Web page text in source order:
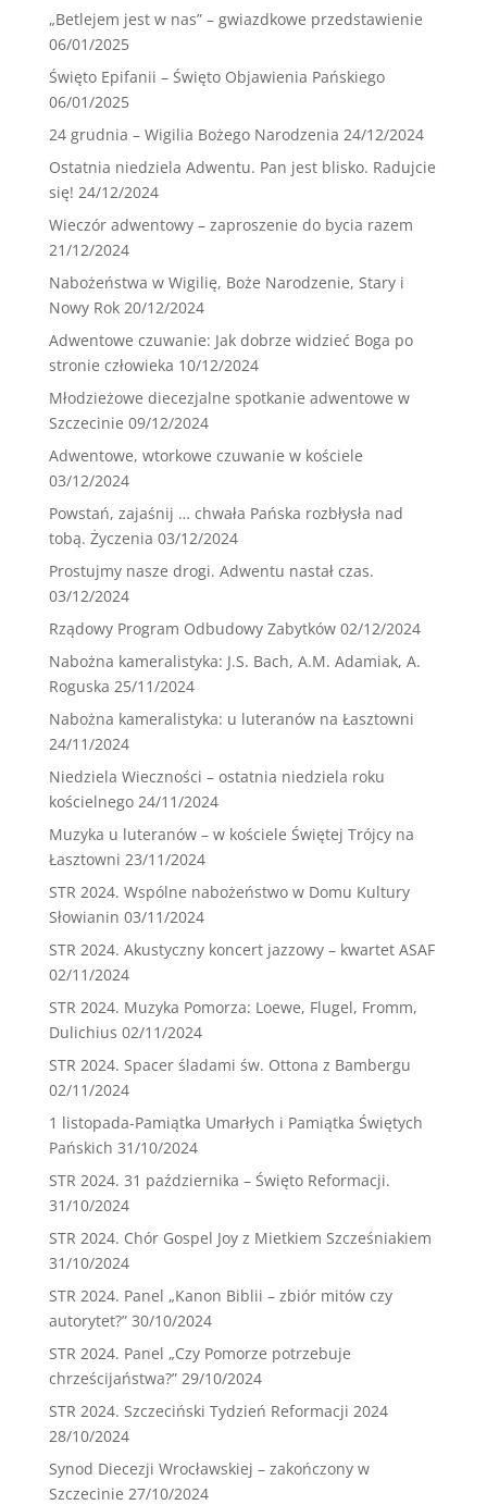
„Betlejem jest w nas” – gwiazdkowe przedstawienie
06/01/2025
Święto Epifanii – Święto Objawienia Pańskiego
06/01/2025
24 grudnia – Wigilia Bożego Narodzenia 24/12/2024
Ostatnia niedziela Adwentu. Pan jest blisko. Radujcie
się! 24/12/2024
Wieczór adwentowy – zaproszenie do bycia razem
21/12/2024
Nabożeństwa w Wigilię, Boże Narodzenie, Stary i
Nowy Rok 20/12/2024
Adwentowe czuwanie: Jak dobrze widzieć Boga po
stronie człowieka 10/12/2024
Młodzieżowe diecezjalne spotkanie adwentowe w
Szczecinie 09/12/2024
Adwentowe, wtorkowe czuwanie w kościele
03/12/2024
Powstań, zajaśnij … chwała Pańska rozbłysła nad
tobą. Życzenia 03/12/2024
Prostujmy nasze drogi. Adwentu nastał czas.
03/12/2024
Rządowy Program Odbudowy Zabytków 02/12/2024
Nabożna kameralistyka: J.S. Bach, A.M. Adamiak, A.
Roguska 25/11/2024
Nabożna kameralistyka: u luteranów na Łasztowni
24/11/2024
Niedziela Wieczności – ostatnia niedziela roku
kościelnego 24/11/2024
Muzyka u luteranów – w kościele Świętej Trójcy na
Łasztowni 23/11/2024
STR 2024. Wspólne nabożeństwo w Domu Kultury
Słowianin 03/11/2024
STR 2024. Akustyczny koncert jazzowy – kwartet ASAF
02/11/2024
STR 2024. Muzyka Pomorza: Loewe, Flugel, Fromm,
Dulichius 02/11/2024
STR 2024. Spacer śladami św. Ottona z Bambergu
02/11/2024
1 listopada-Pamiątka Umarłych i Pamiątka Świętych
Pańskich 31/10/2024
STR 2024. 31 października – Święto Reformacji.
31/10/2024
STR 2024. Chór Gospel Joy z Mietkiem Szcześniakiem
31/10/2024
STR 2024. Panel „Kanon Biblii – zbiór mitów czy
autorytet?” 30/10/2024
STR 2024. Panel „Czy Pomorze potrzebuje
chrześcijaństwa?” 29/10/2024
STR 2024. Szczeciński Tydzień Reformacji 2024
28/10/2024
Synod Diecezji Wrocławskiej – zakończony w
Szczecinie 27/10/2024